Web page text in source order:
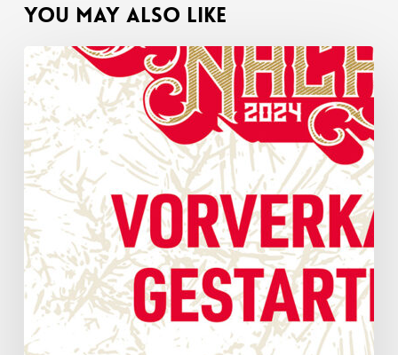
You May Also Like
Début
de
prévente
exclusive
des
Nuits
Saintes
de
Glace
2024